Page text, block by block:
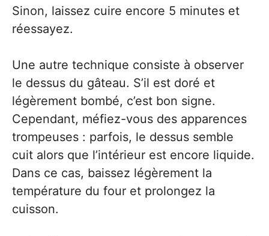
Sinon, laissez cuire encore 5 minutes et
réessayez.
Une autre technique consiste à observer
le dessus du gâteau. S’il est doré et
légèrement bombé, c’est bon signe.
Cependant, méfiez-vous des apparences
trompeuses : parfois, le dessus semble
cuit alors que l’intérieur est encore liquide.
Dans ce cas, baissez légèrement la
température du four et prolongez la
cuisson.